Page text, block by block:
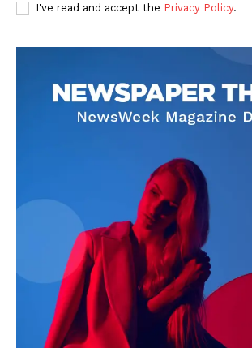
I've read and accept the Privacy Policy.